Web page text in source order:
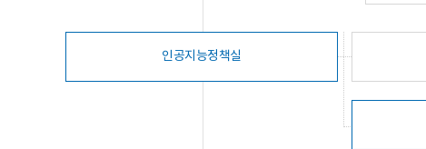
인공지능정책실